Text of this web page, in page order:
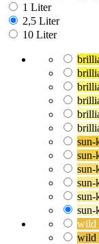
1 Liter
2,5 Liter
10 Liter
sun-
sun-
sun-
sun-
sun-
sun-
wild
wild